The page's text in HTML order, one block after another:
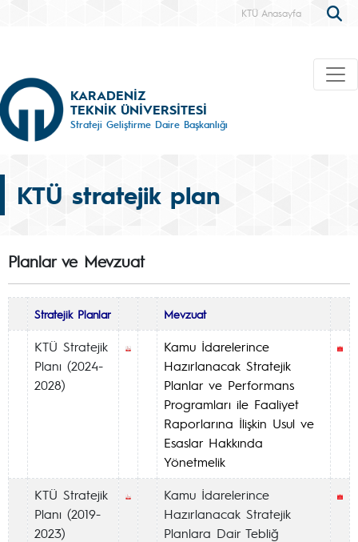
KTÜ Anasayfa
KARADENİZ
TEKNİK ÜNİVERSİTESİ
Strateji Geliştirme Daire Başkanlığı
KTÜ stratejik plan
Planlar ve Mevzuat
Stratejik Planlar Mevzuat
KTÜ Stratejik
Planı (2024-
2028)
Kamu İdarelerince
Hazırlanacak Stratejik
Planlar ve Performans
Programları ile Faaliyet
Raporlarına İlişkin Usul ve
Esaslar Hakkında
Yönetmelik
KTÜ Stratejik
Planı (2019-
2023)
Kamu İdarelerince
Hazırlanacak Stratejik
Planlara Dair Tebliğ